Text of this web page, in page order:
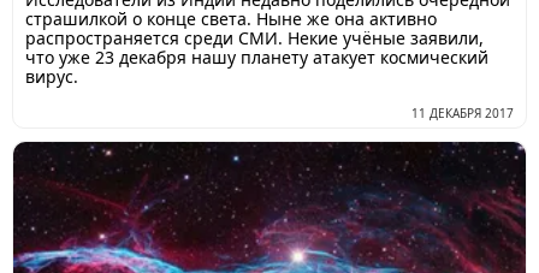
страшилкой о конце света. Ныне же она активно
распространяется среди СМИ. Некие учёные заявили,
что уже 23 декабря нашу планету атакует космический
вирус.
11 ДЕКАБРЯ 2017